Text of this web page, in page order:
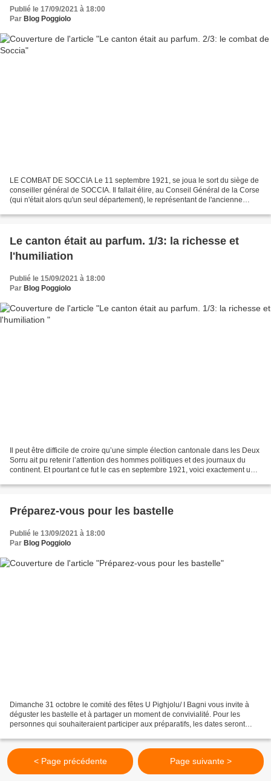
Publié le 17/09/2021 à 18:00
Par Blog Poggiolo
LE COMBAT DE SOCCIA Le 11 septembre 1921, se joua le sort du siège de
conseiller général de SOCCIA. Il fallait élire, au Conseil Général de la Corse
(qui n'était alors qu'un seul département), le représentant de l'ancienne
Le canton était au parfum. 1/3: la richesse et
l'humiliation
Publié le 15/09/2021 à 18:00
Par Blog Poggiolo
Il peut être difficile de croire qu’une simple élection cantonale dans les Deux
Sorru ait pu retenir l’attention des hommes politiques et des journaux du
continent. Et pourtant ce fut le cas en septembre 1921, voici exactement un
Préparez-vous pour les bastelle
Publié le 13/09/2021 à 18:00
Par Blog Poggiolo
Dimanche 31 octobre le comité des fêtes U Pighjolu/ I Bagni vous invite à
déguster les bastelle et à partager un moment de convivialité. Pour les
personnes qui souhaiteraient participer aux préparatifs, les dates seront
< Page précédente Page suivante >